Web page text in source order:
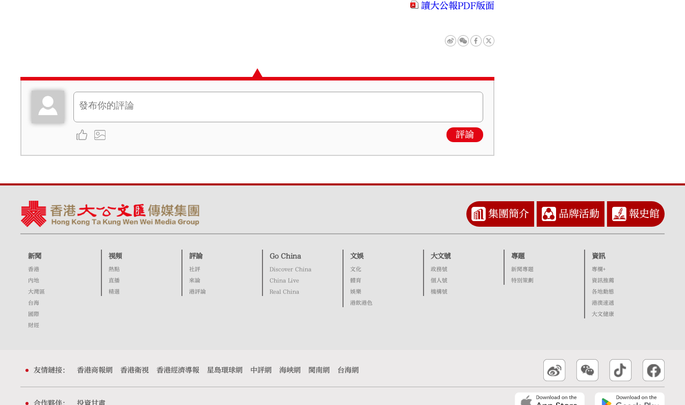
讀大公報PDF版面
評論
集團簡介 品牌活動 報史館
新聞
香港
內地
大灣區
台海
國際
財經
視頻
熱點
直播
精選
評論
社評
來論
港評論
Go China
Discover China
China Live
Real China
文娛
文化
體育
娛樂
港飲港色
大文號
政務號
個人號
機構號
專題
新聞專題
特別策劃
資訊
專欄+
資訊推薦
各地動態
港澳速遞
大文健康
友情鏈接： 香港商報網 香港衛視 香港經濟導報 星島環球網 中評網 海峽網 閩南網 台海網